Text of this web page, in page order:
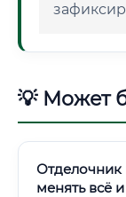
💡 Может
Отделочник
менять всё